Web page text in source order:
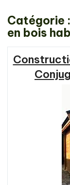
Catégorie :
en bois